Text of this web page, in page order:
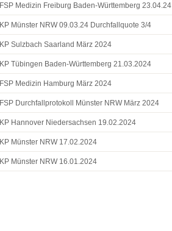
FSP Medizin Freiburg Baden-Württemberg 23.04.24
KP Münster NRW 09.03.24 Durchfallquote 3/4
KP Sulzbach Saarland März 2024
KP Tübingen Baden-Württemberg 21.03.2024
FSP Medizin Hamburg März 2024
FSP Durchfallprotokoll Münster NRW März 2024
KP Hannover Niedersachsen 19.02.2024
KP Münster NRW 17.02.2024
KP Münster NRW 16.01.2024